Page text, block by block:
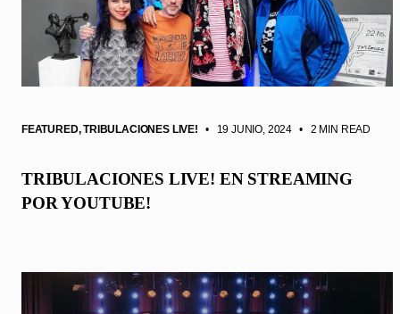
FEATURED,TRIBULACIONES LIVE! • 19 JUNIO, 2024 • 2 MIN READ
TRIBULACIONES LIVE! EN STREAMING
POR YOUTUBE!